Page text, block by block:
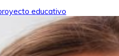
educativo